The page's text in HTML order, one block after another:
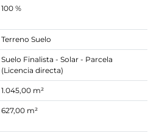
100 %
Terreno Suelo
Suelo Finalista - Solar - Parcela
(Licencia directa)
1.045,00 m²
627,00 m²